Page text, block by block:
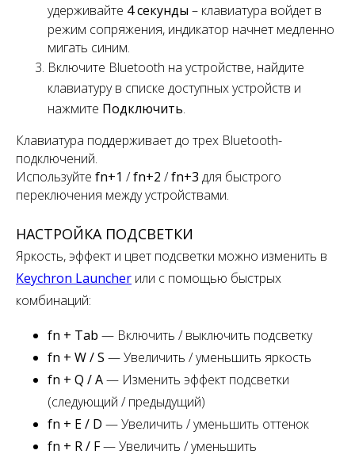
удерживайте 4 секунды – клавиатура войдет в
режим сопряжения, индикатор начнет медленно
мигать синим.
Включите Bluetooth на устройстве, найдите
клавиатуру в списке доступных устройств и
нажмите Подключить.
Клавиатура поддерживаетдо трех Bluetooth-
подключений.
Используйте fn+1 /fn+2 /fn+3 для быстрого
переключения между устройствами.
НАСТРОЙКА ПОДСВЕТКИ
Яркость, эффект и цвет подсветки можно изменить в
Keychron Launcher или с помощью быстрых
комбинаций:
fn + Tab — Включить / выключить подсветку
fn + W / S — Увеличить / уменьшить яркость
fn + Q / A— Изменить эффект подсветки
(следующий / предыдущий)
fn + E / D — Увеличить / уменьшить оттенок
fn + R / F— Увеличить / уменьшить